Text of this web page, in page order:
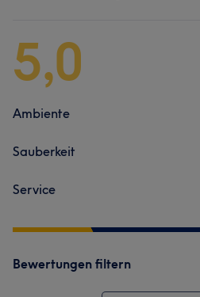
5,0
Ambiente
Sauberkeit
Service
Bewertungen filtern